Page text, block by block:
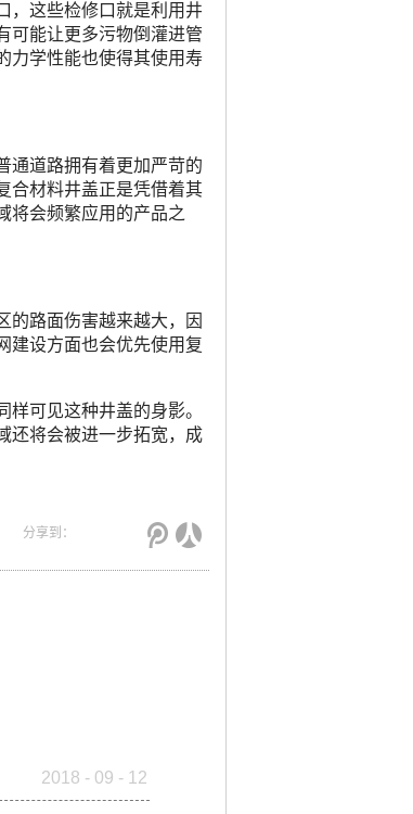
，这些检修口就是利用井
可能让更多污物倒灌进管
力学性能也使得其使用寿
通道路拥有着更加严苛的
合材料井盖正是凭借着其
将会频繁应用的产品之
的路面伤害越来越大，因
建设方面也会优先使用复
可见这种井盖的身影。
还将会被进一步拓宽，成
2018 - 09 - 12